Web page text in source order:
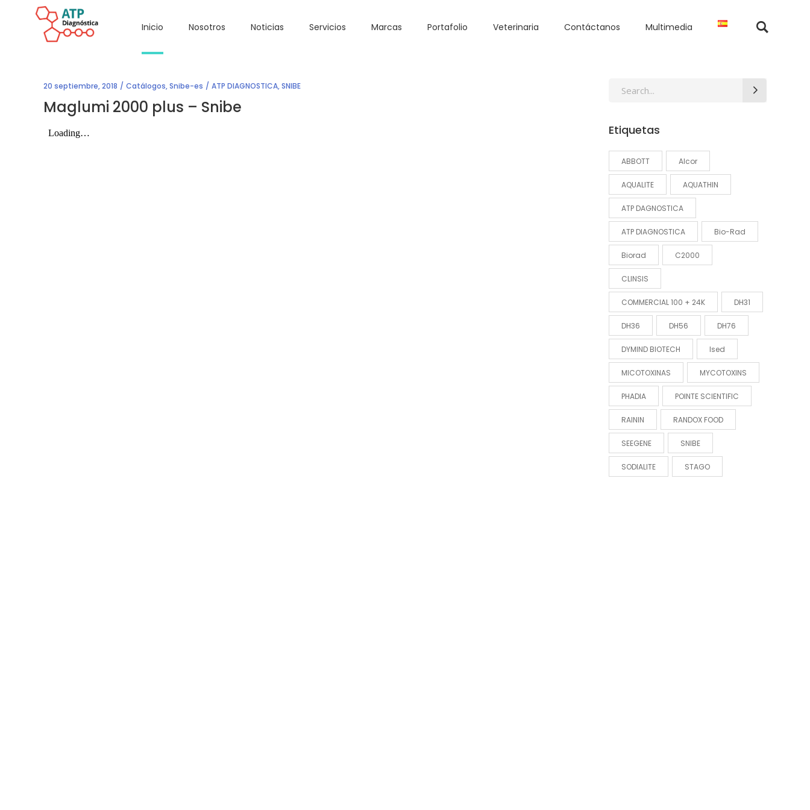
Inicio Nosotros Noticias Servicios Marcas Portafolio Veterinaria Contáctanos Multimedia
20 septiembre, 2018 Catálogos,Snibe-es ATP DIAGNOSTICA,SNIBE
Maglumi 2000 plus – Snibe
Search
Etiquetas
ABBOTT Alcor
AQUALITE AQUATHIN
ATP DAGNOSTICA
ATP DIAGNOSTICA Bio-Rad
Biorad C2000
CLINSIS
COMMERCIAL 100 + 24K DH31
DH36 DH56 DH76
DYMIND BIOTECH Ised
MICOTOXINAS MYCOTOXINS
PHADIA POINTE SCIENTIFIC
RAININ RANDOX FOOD
SEEGENE SNIBE
SODIALITE STAGO